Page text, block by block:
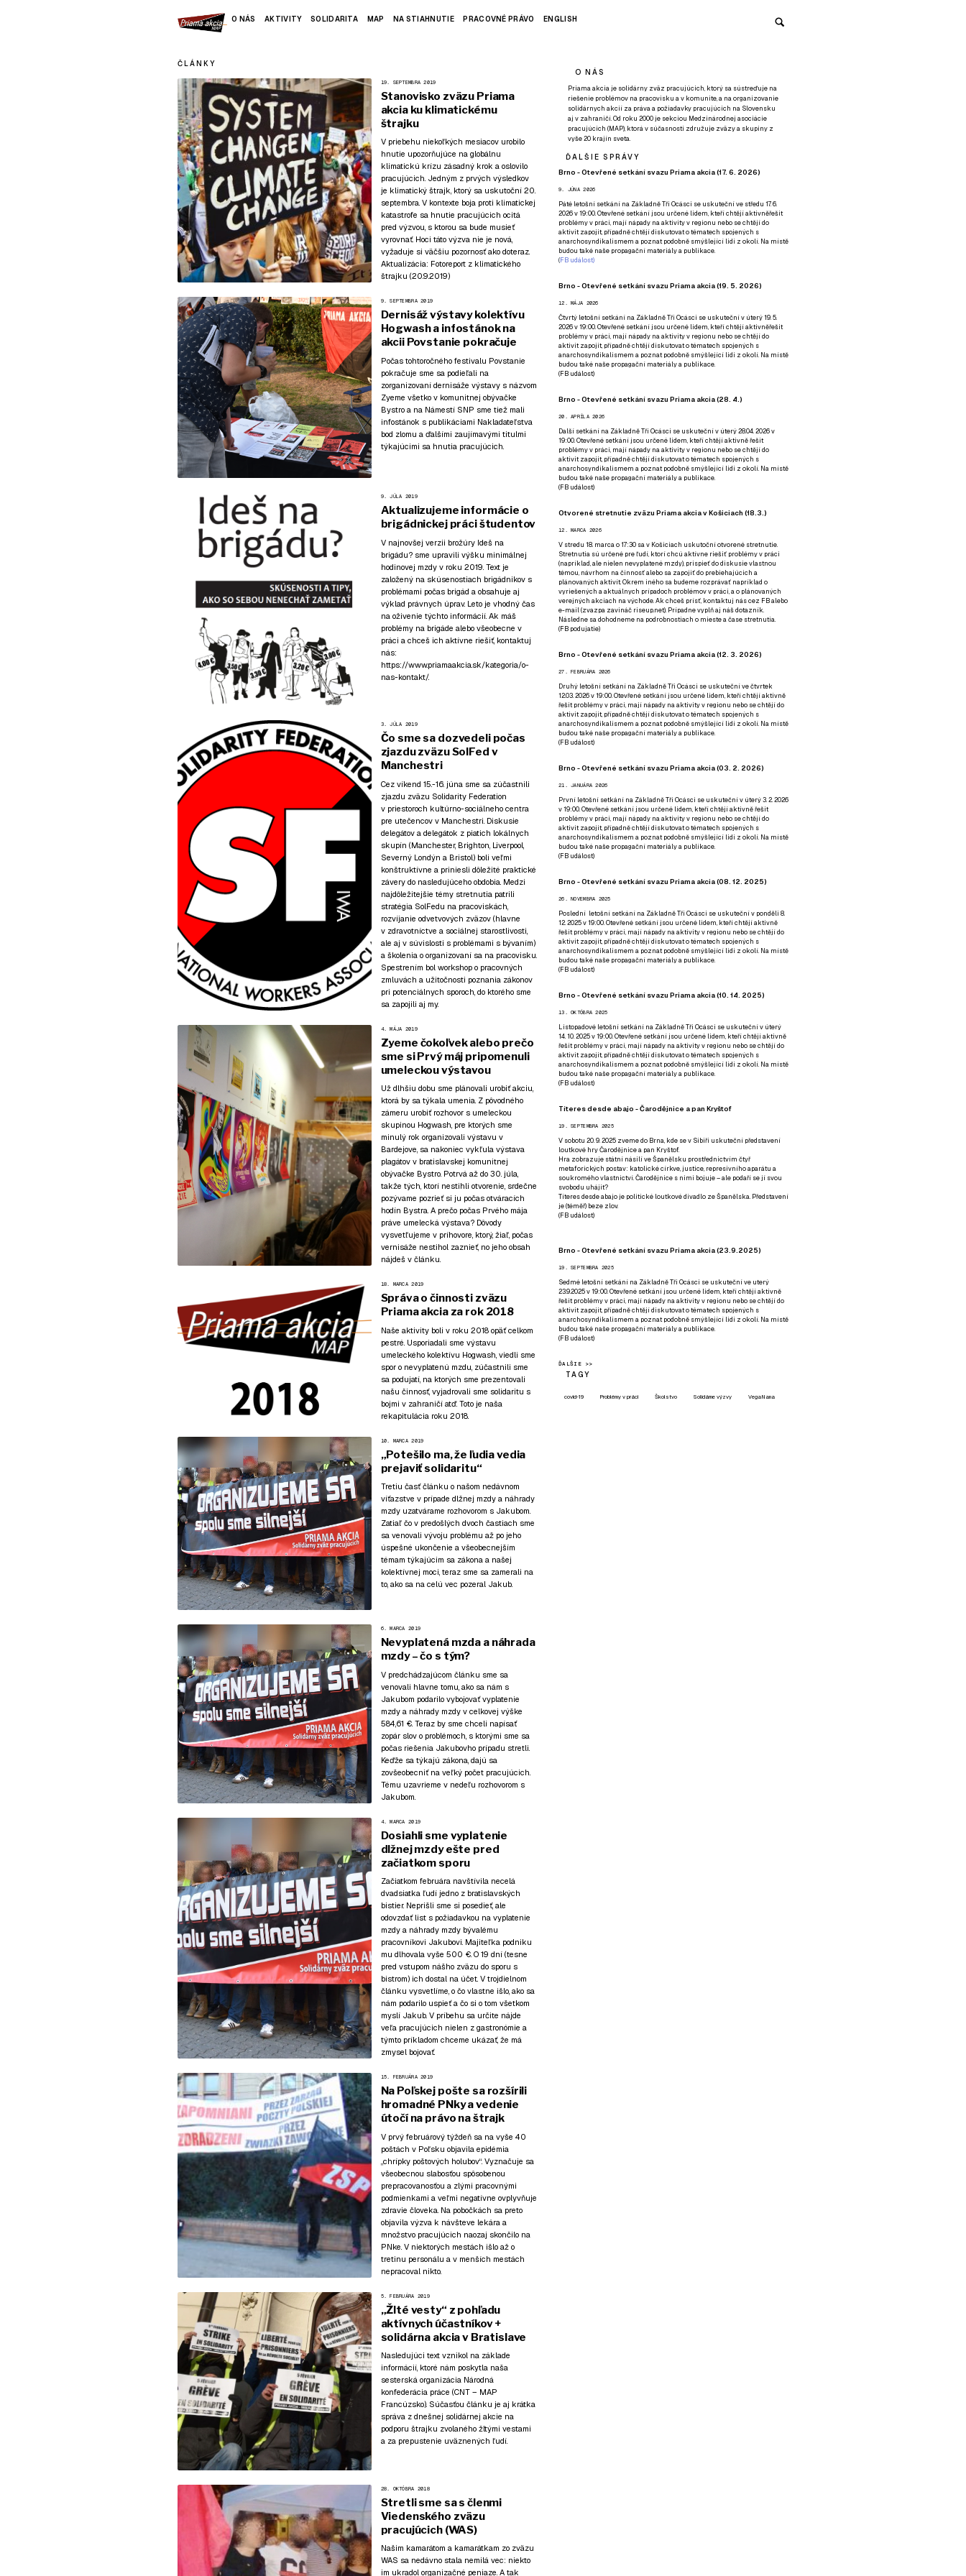
O NÁS AKTIVITY SOLIDARITA MAP NA STIAHNUTIE PRACOVNÉ PRÁVO ENGLISH
ČLÁNKY
19. SEPTEMBRA 2019
Stanovisko zväzu Priama
akcia ku klimatickému
štrajku
V priebehu niekoľkých mesiacov urobilo
hnutie upozorňujúce na globálnu
klimatickú krízu zásadný krok a oslovilo
pracujúcich. Jedným z prvých výsledkov
je klimatický štrajk, ktorý sa uskutoční 20.
septembra. V kontexte boja proti klimatickej
katastrofe sa hnutie pracujúcich ocitá
pred výzvou, s ktorou sa bude musieť
vyrovnať. Hoci táto výzva nie je nová,
vyžaduje si väčšiu pozornosť ako doteraz.
Aktualizácia: Fotoreport z klimatického
štrajku (20.9.2019)
9. SEPTEMBRA 2019
Dernisáž výstavy kolektívu
Hogwash a infostánok na
akcii Povstanie pokračuje
Počas tohtoročného festivalu Povstanie
pokračuje sme sa podieľali na
zorganizovaní dernisáže výstavy s názvom
Zyeme všetko v komunitnej obývačke
Bystro a na Námestí SNP sme tiež mali
infostánok s publikáciami Nakladateľstva
bod zlomu a ďalšími zaujímavými titulmi
týkajúcimi sa hnutia pracujúcich.
9. JÚLA 2019
Aktualizujeme informácie o
brigádnickej práci študentov
V najnovšej verzii brožúry Ideš na
brigádu? sme upravili výšku minimálnej
hodinovej mzdy v roku 2019. Text je
založený na skúsenostiach brigádnikov s
problémami počas brigád a obsahuje aj
výklad právnych úprav. Leto je vhodný čas
na oživenie týchto informácií. Ak máš
problémy na brigáde alebo všeobecne v
práci a chceš ich aktívne riešiť, kontaktuj
nás:
https://www.priamaakcia.sk/kategoria/o-
nas-kontakt/.
3. JÚLA 2019
Čo sme sa dozvedeli počas
zjazdu zväzu SolFed v
Manchestri
Cez víkend 15.-16. júna sme sa zúčastnili
zjazdu zväzu Solidarity Federation
v priestoroch kultúrno-sociálneho centra
pre utečencov v Manchestri. Diskusie
delegátov a delegátok z piatich lokálnych
skupín (Manchester, Brighton, Liverpool,
Severný Londýn a Bristol) boli veľmi
konštruktívne a priniesli dôležité praktické
závery do nasledujúceho obdobia. Medzi
najdôležitejšie témy stretnutia patrili
stratégia SolFedu na pracoviskách,
rozvíjanie odvetvových zväzov (hlavne
v zdravotníctve a sociálnej starostlivosti,
ale aj v súvislosti s problémami s bývaním)
a školenia o organizovaní sa na pracovisku.
Spestrením bol workshop o pracovných
zmluvách a užitočnosti poznania zákonov
pri potenciálnych sporoch, do ktorého sme
sa zapojili aj my.
4. MÁJA 2019
Zyeme čokoľvek alebo prečo
sme si Prvý máj pripomenuli
umeleckou výstavou
Už dlhšiu dobu sme plánovali urobiť akciu,
ktorá by sa týkala umenia. Z pôvodného
zámeru urobiť rozhovor s umeleckou
skupinou Hogwash, pre ktorých sme
minulý rok organizovali výstavu v
Bardejove, sa nakoniec vykľula výstava
plagátov v bratislavskej komunitnej
obývačke Bystro. Potrvá až do 30. júla,
takže tých, ktorí nestihli otvorenie, srdečne
pozývame pozrieť si ju počas otváracích
hodín Bystra. A prečo počas Prvého mája
práve umelecká výstava? Dôvody
vysvetľujeme v príhovore, ktorý, žiaľ, počas
vernisáže nestihol zaznieť, no jeho obsah
nájdeš v článku.
18. MARCA 2019
Správa o činnosti zväzu
Priama akcia za rok 2018
Naše aktivity boli v roku 2018 opäť celkom
pestré. Usporiadali sme výstavu
umeleckého kolektívu Hogwash, viedli sme
spor o nevyplatenú mzdu, zúčastnili sme
sa podujatí, na ktorých sme prezentovali
našu činnosť, vyjadrovali sme solidaritu s
bojmi v zahraničí atď. Toto je naša
rekapitulácia roku 2018.
10. MARCA 2019
„Potešilo ma, že ľudia vedia
prejaviť solidaritu“
Tretiu časť článku o našom nedávnom
víťazstve v prípade dlžnej mzdy a náhrady
mzdy uzatvárame rozhovorom s Jakubom.
Zatiaľ čo v predošlých dvoch častiach sme
sa venovali vývoju problému až po jeho
úspešné ukončenie a všeobecnejším
témam týkajúcim sa zákona a našej
kolektívnej moci, teraz sme sa zamerali na
to, ako sa na celú vec pozeral Jakub.
6. MARCA 2019
Nevyplatená mzda a náhrada
mzdy – čo s tým?
V predchádzajúcom článku sme sa
venovali hlavne tomu, ako sa nám s
Jakubom podarilo vybojovať vyplatenie
mzdy a náhrady mzdy v celkovej výške
584,61 €. Teraz by sme chceli napísať
zopár slov o problémoch, s ktorými sme sa
počas riešenia Jakubovho prípadu stretli.
Keďže sa týkajú zákona, dajú sa
zovšeobecniť na veľký počet pracujúcich.
Tému uzavrieme v nedeľu rozhovorom s
Jakubom.
4. MARCA 2019
Dosiahli sme vyplatenie
dlžnej mzdy ešte pred
začiatkom sporu
Začiatkom februára navštívila necelá
dvadsiatka ľudí jedno z bratislavských
bistier. Neprišli sme si posedieť, ale
odovzdať list s požiadavkou na vyplatenie
mzdy a náhrady mzdy bývalému
pracovníkovi Jakubovi. Majiteľka podniku
mu dlhovala vyše 500 €. O 19 dní (tesne
pred vstupom nášho zväzu do sporu s
bistrom) ich dostal na účet. V trojdielnom
článku vysvetlíme, o čo vlastne išlo, ako sa
nám podarilo uspieť a čo si o tom všetkom
myslí Jakub. V príbehu sa určite nájde
veľa pracujúcich nielen z gastronómie a
týmto príkladom chceme ukázať, že má
zmysel bojovať.
15. FEBRUÁRA 2019
Na Poľskej pošte sa rozšírili
hromadné PNky a vedenie
útočí na právo na štrajk
V prvý februárový týždeň sa na vyše 40
poštách v Poľsku objavila epidémia
„chrípky poštových holubov“. Vyznačuje sa
všeobecnou slabosťou spôsobenou
prepracovanosťou a zlými pracovnými
podmienkami a veľmi negatívne ovplyvňuje
zdravie človeka. Na pobočkách sa preto
objavila výzva k návšteve lekára a
množstvo pracujúcich naozaj skončilo na
PNke. V niektorých mestách išlo až o
tretinu personálu a v menších mestách
nepracoval nikto.
5. FEBRUÁRA 2019
„Žlté vesty“ z pohľadu
aktívnych účastníkov +
solidárna akcia v Bratislave
Nasledujúci text vznikol na základe
informácií, ktoré nám poskytla naša
sesterská organizácia Národná
konfederácia práce (CNT – MAP
Francúzsko). Súčasťou článku je aj krátka
správa z dnešnej solidárnej akcie na
podporu štrajku zvolaného žltými vestami
a za prepustenie uväznených ľudí.
28. OKTÓBRA 2018
Stretli sme sa s členmi
Viedenského zväzu
pracujúcich (WAS)
Našim kamarátom a kamarátkam zo zväzu
WAS sa nedávno stala nemilá vec: niekto
im ukradol organizačné peniaze. A tak
O NÁS
Priama akcia je solidárny zväz pracujúcich, ktorý sa sústreďuje na
riešenie problémov na pracovisku a v komunite, a na organizovanie
solidárnych akcií za práva a požiadavky pracujúcich na Slovensku
aj v zahraničí. Od roku 2000 je sekciou Medzinárodnej asociácie
pracujúcich (MAP), ktorá v súčasnosti združuje zväzy a skupiny z
vyše 20 krajín sveta.
ĎALŠIE SPRÁVY
Brno - Otevřené setkání svazu Priama akcia (17. 6. 2026)
9. JÚNA 2026
Páté letošní setkání na Základně Tři Ocásci se uskuteční ve středu 17. 6.
2026 v 19:00. Otevřené setkání jsou určené lidem, kteří chtějí aktivněřešit
problémy v práci, mají nápady na aktivity v regionu nebo se chtějí do
aktivit zapojit, případně chtějí diskutovat o tématech spojených s
anarchosyndikalismem a poznat podobně smýšlející lidi z okolí. Na místě
budou také naše propagační materiály a publikace.
(FB událost)
Brno - Otevřené setkání svazu Priama akcia (19. 5. 2026)
12. MÁJA 2026
Čtvrtý letošní setkání na Základně Tři Ocásci se uskuteční v úterý 19. 5.
2026 v 19:00. Otevřené setkání jsou určené lidem, kteří chtějí aktivněřešit
problémy v práci, mají nápady na aktivity v regionu nebo se chtějí do
aktivit zapojit, případně chtějí diskutovat o tématech spojených s
anarchosyndikalismem a poznat podobně smýšlející lidi z okolí. Na místě
budou také naše propagační materiály a publikace.
(FB událost)
Brno - Otevřené setkání svazu Priama akcia (28. 4.)
20. APRÍLA 2026
Další setkání na Základně Tři Ocásci se uskuteční v úterý 28.04. 2026 v
19:00. Otevřené setkání jsou určené lidem, kteří chtějí aktivně řešit
problémy v práci, mají nápady na aktivity v regionu nebo se chtějí do
aktivit zapojit, případně chtějí diskutovat o tématech spojených s
anarchosyndikalismem a poznat podobně smýšlející lidi z okolí. Na místě
budou také naše propagační materiály a publikace.
(FB událost)
Otvorené stretnutie zväzu Priama akcia v Košiciach (18.3.)
12. MARCA 2026
V stredu 18. marca o 17:30 sa v Košiciach uskutoční otvorené stretnutie.
Stretnutia sú určené pre ľudí, ktorí chcú aktívne riešiť problémy v práci
(napríklad, ale nielen nevyplatené mzdy), prispieť do diskusie vlastnou
témou, návrhom na činnosť alebo sa zapojiť do prebiehajúcich a
plánovaných aktivít. Okrem iného sa budeme rozprávať napríklad o
vyriešených a aktuálnych prípadoch problémov v práci, a o plánovaných
verejných akciach na východe. Ak chceš prísť, kontaktuj nás cez FBalebo
e-mail (zvazpa zavináč riseup.net). Prípadnevyplň aj náš dotazník.
Následne sa dohodneme na podrobnostiach o mieste a čase stretnutia.
(FB podujatie)
Brno - Otevřené setkání svazu Priama akcia (12. 3. 2026)
27. FEBRUÁRA 2026
Druhý letošní setkání na Základně Tři Ocásci se uskuteční ve čtvrtek
12.03. 2026 v 19:00. Otevřené setkání jsou určené lidem, kteří chtějí aktivně
řešit problémy v práci, mají nápady na aktivity v regionu nebo se chtějí do
aktivit zapojit, případně chtějí diskutovat o tématech spojených s
anarchosyndikalismem a poznat podobně smýšlející lidi z okolí. Na místě
budou také naše propagační materiály a publikace.
(FB událost)
Brno - Otevřené setkání svazu Priama akcia (03. 2. 2026)
21. JANUÁRA 2026
První letošní setkání na Základně Tři Ocásci se uskuteční v úterý 3. 2. 2026
v 19:00. Otevřené setkání jsou určené lidem, kteří chtějí aktivně řešit
problémy v práci, mají nápady na aktivity v regionu nebo se chtějí do
aktivit zapojit, případně chtějí diskutovat o tématech spojených s
anarchosyndikalismem a poznat podobně smýšlející lidi z okolí. Na místě
budou také naše propagační materiály a publikace.
(FB událost)
Brno - Otevřené setkání svazu Priama akcia (08. 12. 2025)
26. NOVEMBRA 2025
Poslední letošní setkání na Základně Tři Ocásci se uskuteční v ponděli 8.
12. 2025 v 19:00. Otevřené setkání jsou určené lidem, kteří chtějí aktivně
řešit problémy v práci, mají nápady na aktivity v regionu nebo se chtějí do
aktivit zapojit, případně chtějí diskutovat o tématech spojených s
anarchosyndikalismem a poznat podobně smýšlející lidi z okolí. Na místě
budou také naše propagační materiály a publikace.
(FB událost)
Brno - Otevřené setkání svazu Priama akcia (10. 14. 2025)
13. OKTÓBRA 2025
Listopadové letošní setkání na Základně Tři Ocásci se uskuteční v úterý
14. 10. 2025 v 19:00. Otevřené setkání jsou určené lidem, kteří chtějí aktivně
řešit problémy v práci, mají nápady na aktivity v regionu nebo se chtějí do
aktivit zapojit, případně chtějí diskutovat o tématech spojených s
anarchosyndikalismem a poznat podobně smýšlející lidi z okolí. Na místě
budou také naše propagační materiály a publikace.
(FB událost)
Títeres desde abajo - Čarodějnice a pan Kryštof
19. SEPTEMBRA 2025
V sobotu 20. 9. 2025 zveme do Brna, kde se v Sibiři uskuteční představení
loutkové hry Čarodějnice a pan Kryštof.
Hra zobrazuje státní násilí ve Španělsku prostřednictvím čtyř
metaforických postav: katolické církve, justice, represivního aparátu a
soukromého vlastnictví. Čarodějnice s nimi bojuje – ale podaří se jí svou
svobodu uhájit?
Títeres desde abajo je politické loutkové divadlo ze Španělska. Představení
je (téměř) beze zlov.
(FB událost)
Brno - Otevřené setkání svazu Priama akcia (23.9.2025)
19. SEPTEMBRA 2025
Sedmé letošní setkání na Základně Tři Ocásci se uskuteční ve uterý
23.9.2025 v 19:00. Otevřené setkání jsou určené lidem, kteří chtějí aktivně
řešit problémy v práci, mají nápady na aktivity v regionu nebo se chtějí do
aktivit zapojit, případně chtějí diskutovat o tématech spojených s
anarchosyndikalismem a poznat podobně smýšlející lidi z okolí. Na místě
budou také naše propagační materiály a publikace.
(FB událost)
ĎALŠIE >>
TAGY
covid-19 Problémy v práci Školstvo Solidárne výzvy VegaNana